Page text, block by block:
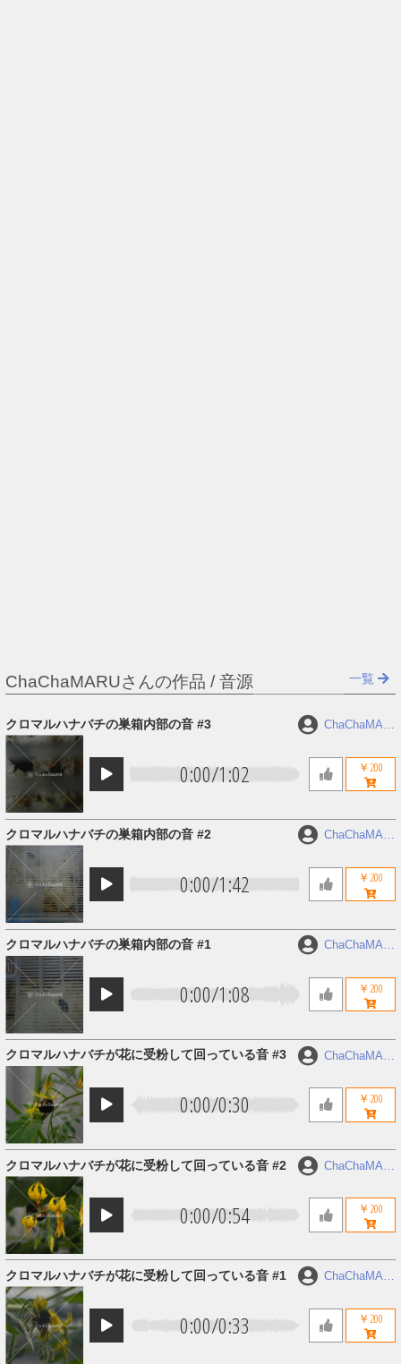
ChaChaMARUさんの作品 / 音源 一覧
0:00/1:02
クロマルハナバチの巣箱内部の音 #3
ChaChaMAR
￥200
0:00/1:42
クロマルハナバチの巣箱内部の音 #2
ChaChaMAR
￥200
0:00/1:08
クロマルハナバチの巣箱内部の音 #1
ChaChaMAR
￥200
0:00/0:30
クロマルハナバチが花に受粉して回っている音 #3
ChaChaMAR
￥200
0:00/0:54
クロマルハナバチが花に受粉して回っている音 #2
ChaChaMAR
￥200
0:00/0:33
クロマルハナバチが花に受粉して回っている音 #1
ChaChaMAR
￥200